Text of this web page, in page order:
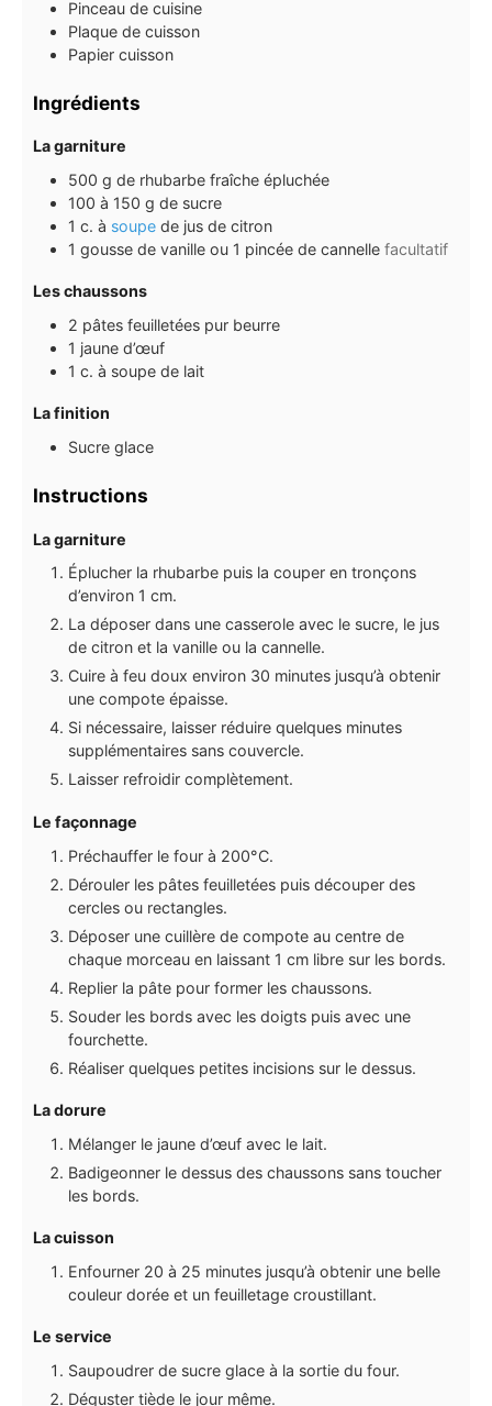
Pinceau de cuisine
Plaque de cuisson
Papier cuisson
Ingrédients
La garniture
500 g de rhubarbe fraîche épluchée
100 à 150 g de sucre
1 c. à soupe de jus de citron
1 gousse de vanille ou 1 pincée de cannelle facultatif
Les chaussons
2 pâtes feuilletées pur beurre
1 jaune d’œuf
1 c. à soupe de lait
La finition
Sucre glace
Instructions
La garniture
Éplucher la rhubarbe puis la couper en tronçons
d’environ 1 cm.
La déposer dans une casserole avec le sucre, le jus
de citron et la vanille ou la cannelle.
Cuire à feu doux environ 30 minutes jusqu’à obtenir
une compote épaisse.
Si nécessaire, laisser réduire quelques minutes
supplémentaires sans couvercle.
Laisser refroidir complètement.
Le façonnage
Préchauffer le four à 200°C.
Dérouler les pâtes feuilletées puis découper des
cercles ou rectangles.
Déposer une cuillère de compote au centre de
chaque morceau en laissant 1 cm libre sur les bords.
Replier la pâte pour former les chaussons.
Souder les bords avec les doigts puis avec une
fourchette.
Réaliser quelques petites incisions sur le dessus.
La dorure
Mélanger le jaune d’œuf avec le lait.
Badigeonner le dessus des chaussons sans toucher
les bords.
La cuisson
Enfourner 20 à 25 minutes jusqu’à obtenir une belle
couleur dorée et un feuilletage croustillant.
Le service
Saupoudrer de sucre glace à la sortie du four.
Déguster tiède le jour même.